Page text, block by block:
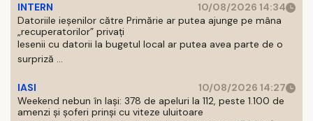
INTERN
10/08/2026 14:34
Datoriile ieșenilor către Primărie ar putea ajunge pe mâna
„recuperatorilor” privați
Iesenii cu datorii la bugetul local ar putea avea parte de o
surpriză ...
IASI
10/08/2026 14:27
Weekend nebun în Iași: 378 de apeluri la 112, peste 1.100 de
amenzi și șoferi prinși cu viteze uluitoare